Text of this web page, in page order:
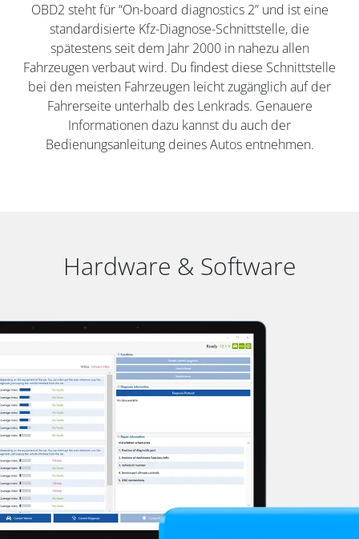
OBD2 steht für “On-board diagnostics 2” und ist eine
standardisierte Kfz-Diagnose-Schnittstelle, die
spätestens seit dem Jahr 2000 in nahezu allen
Fahrzeugen verbaut wird. Du findest diese Schnittstelle
bei den meisten Fahrzeugen leicht zugänglich auf der
Fahrerseite unterhalb des Lenkrads. Genauere
Informationen dazu kannst du auch der
Bedienungsanleitung deines Autos entnehmen.
Hardware & Software